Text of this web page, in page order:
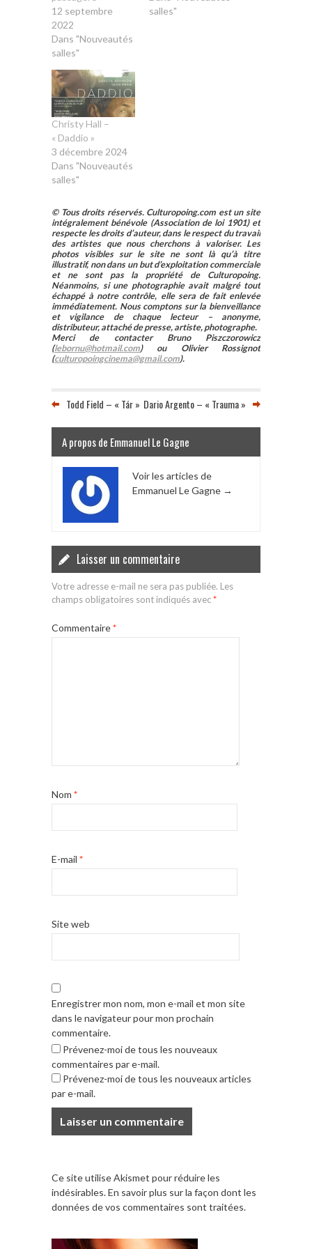
12 septembre
2022
Dans "Nouveautés
salles"
salles"
Christy Hall –
« Daddio »
3 décembre 2024
Dans "Nouveautés
salles"
© Tous droits réservés. Culturopoing.com est un site
intégralement bénévole (Association de loi 1901) et
respecte les droits d’auteur, dans le respect du travail
des artistes que nous cherchons à valoriser. Les
photos visibles sur le site ne sont là qu’à titre
illustratif, non dans un but d’exploitation commerciale
et ne sont pas la propriété de Culturopoing.
Néanmoins, si une photographie avait malgré tout
échappé à notre contrôle, elle sera de fait enlevée
immédiatement. Nous comptons sur la bienveillance
et vigilance de chaque lecteur – anonyme,
distributeur, attaché de presse, artiste, photographe.
Merci de contacter Bruno Piszczorowicz
(lebornu@hotmail.com) ou Olivier Rossignot
(culturopoingcinema@gmail.com).
Todd Field – « Tár » Dario Argento – « Trauma »
A propos de Emmanuel Le Gagne
Voir les articles de
Emmanuel Le Gagne →
Laisser un commentaire
Votre adresse e-mail ne sera pas publiée. Les
champs obligatoires sont indiqués avec*
Commentaire*
Nom *
E-mail *
Site web
Enregistrer mon nom, mon e-mail et mon site
dans le navigateur pour mon prochain
commentaire.
Prévenez-moi de tous les nouveaux
commentaires par e-mail.
Prévenez-moi de tous les nouveaux articles
par e-mail.
Ce site utilise Akismet pour réduire les
indésirables.En savoir plus sur la façon dont les
données de vos commentaires sont traitées.